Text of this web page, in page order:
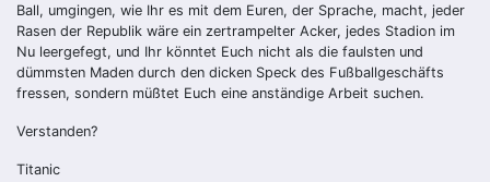
Ball, umgingen, wie Ihr es mit dem Euren, der Sprache, macht, jeder
Rasen der Republik wäre ein zertrampelter Acker, jedes Stadion im
Nu leergefegt, und Ihr könntet Euch nicht als die faulsten und
dümmsten Maden durch den dicken Speck des Fußballgeschäfts
fressen, sondern müßtet Euch eine anständige Arbeit suchen.
Verstanden?
Titanic